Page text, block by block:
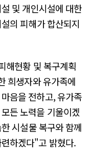
및 개인시설에 대한
의 피해가 합산되지
해현황 및 복구계획
희생자와 유가족에
음을 전하고, 유가족
든 노력을 기울이겠
시설물 복구와 함께
하겠다"고 밝혔다.